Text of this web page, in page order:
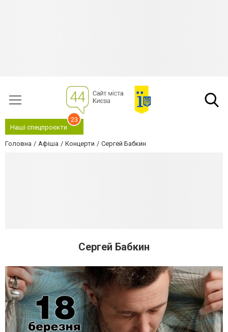
Наші спецпроєкти
23
Головна Афіша Концерти Сергей Бабкин
Сергей Бабкин